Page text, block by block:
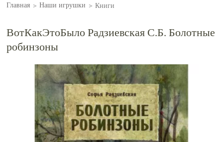
Главная > Наши игрушки > Книги
ВотКакЭтоБыло Радзиевская С.Б. Болотные
робинзоны